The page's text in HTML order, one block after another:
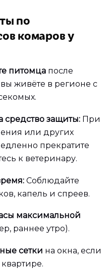
по
комаров у
питомца после
живёте в регионе с
средство защиты: При
или других
прекратите
к ветеринару.
Соблюдайте
капель и спреев.
максимальной
раннее утро).
сетки на окна, если